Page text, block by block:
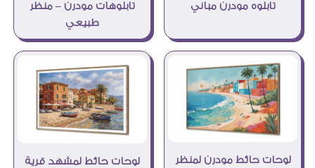
تابلوه مودرن مباني
تابلوهات مودرن – منظر
طبيعي
لوحات حائط مودرن لمنظر
لوحات حائط لمشهد قرية